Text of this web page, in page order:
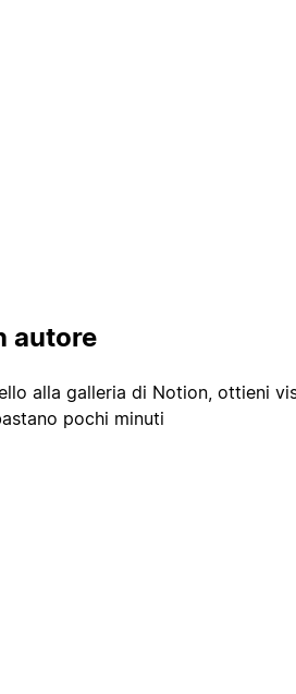
autore
alla galleria di Notion, ottieni
pochi minuti